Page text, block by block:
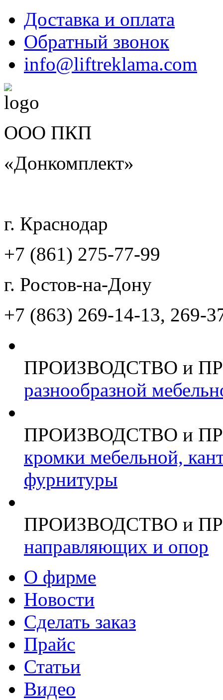
Доставка и оплата
Обратный звонок
info@liftreklama.com
ООО ПКП
«Донкомплект»
г. Краснодар
+7 (861) 275-77-99
г. Ростов-на-Дону
+7 (863) 269-14-13, 269-
ПРОИЗВОДСТВО и
разнообразной
ПРОИЗВОДСТВО и
кромки мебельной,
фурнитуры
ПРОИЗВОДСТВО и
направляющих и опор
О фирме
Новости
Сделать заказ
Прайс
Статьи
Видео